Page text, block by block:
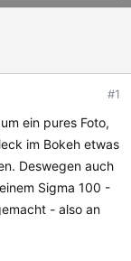
#1
ein pures Foto,
im Bokeh etwas
Deswegen auch
Sigma 100 -
- also an